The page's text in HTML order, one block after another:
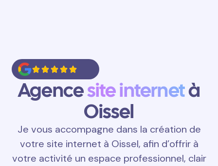
Agencesite internetà
Oissel
Je vous accompagne dans la création de
votre site internet à Oissel, afin d’offrir à
votre activité un espace professionnel, clair